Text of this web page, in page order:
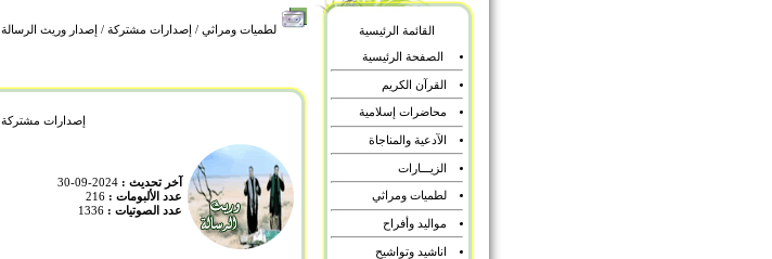
لطميات ومراثي / إصدارات مشتركة / إصدار وريث الرسالة
إصدارات مشتركة
آخر تحديث : 2024-09-30
عدد الألبومات : 216
عدد الصوتيات : 1336
القائمة الرئيسية
الصفحة الرئيسية
القرآن الكريم
محاضرات إسلامية
الآدعية والمناجاة
الزيـــارات
لطميات ومراثي
مواليد وأفراح
اناشيد وتواشيح